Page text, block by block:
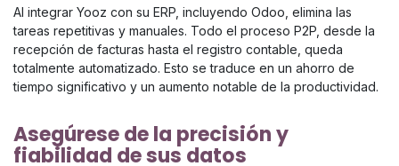
Al integrar Yooz con su ERP, incluyendo Odoo, elimina las
tareas repetitivas y manuales. Todo el proceso P2P, desde la
recepción de facturas hasta el registro contable, queda
totalmente automatizado. Esto se traduce en un ahorro de
tiempo significativo y un aumento notable de la productividad.
Asegúrese de la precisión y
fiabilidad de sus datos